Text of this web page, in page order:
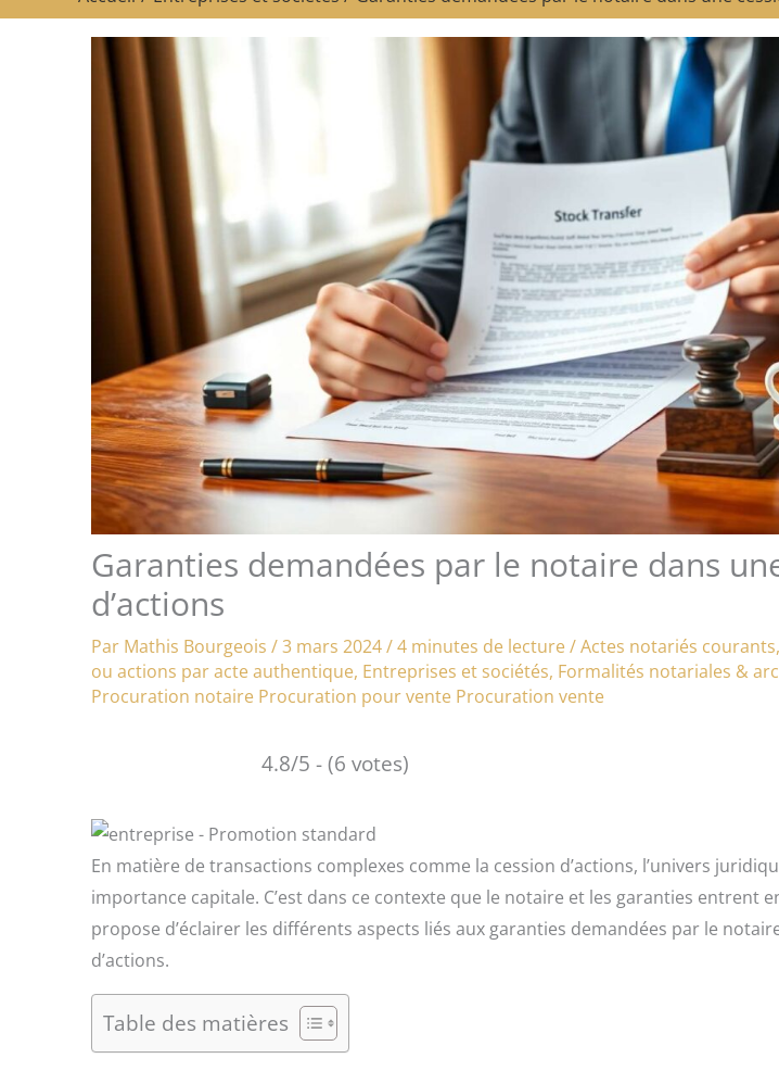
Garanties demandées par le notaire dans
d’actions
Par Mathis Bourgeois /3 mars 2024/4 minutes de lecture/Actes notariés courants,
ou actions par acte authentique, Entreprises et sociétés, Formalités notariales &
Procuration notaire Procuration pour vente Procuration vente
4.8/5 - (6 votes)
En matière de transactions complexes comme la cession d’actions, l’univers
importance capitale. C’est dans ce contexte que le notaire et les garanties entrent
propose d’éclairer les différents aspects liés aux garanties demandées par le
d’actions.
Table des matières